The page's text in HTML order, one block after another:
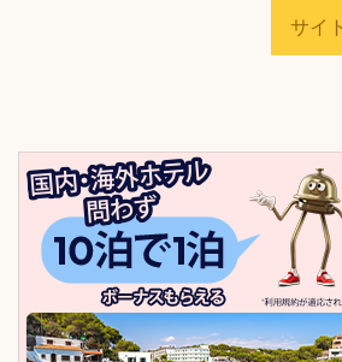
サイ